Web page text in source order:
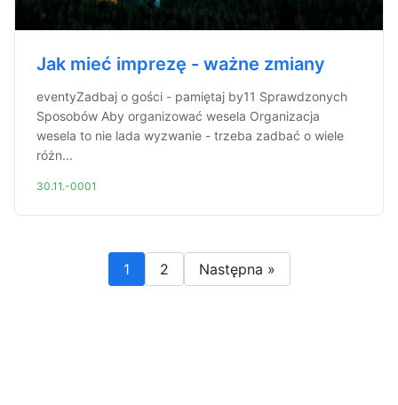
Jak mieć imprezę - ważne zmiany
eventyZadbaj o gości - pamiętaj by11 Sprawdzonych
Sposobów Aby organizować wesela Organizacja
wesela to nie lada wyzwanie - trzeba zadbać o wiele
różn...
30.11.-0001
1 2 Następna »